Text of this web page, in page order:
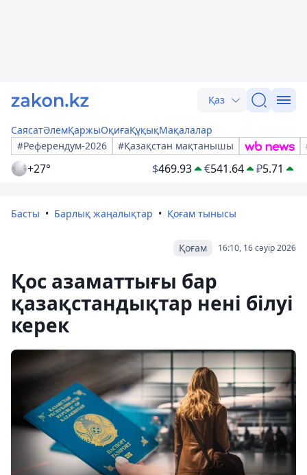
Қаз
СаясатӘлемҚаржыОқиғаҚұқықМақалалар
#Референдум-2026
#Қазақстан мақтанышы
+27° $469.93 €541.64 ₽5.71
Басты Барлық жаңалықтар Қоғам тынысы
16:10, 16 сәуір 2026
Қоғам
Қос азаматтығы бар
қазақстандықтар нені білуі
керек